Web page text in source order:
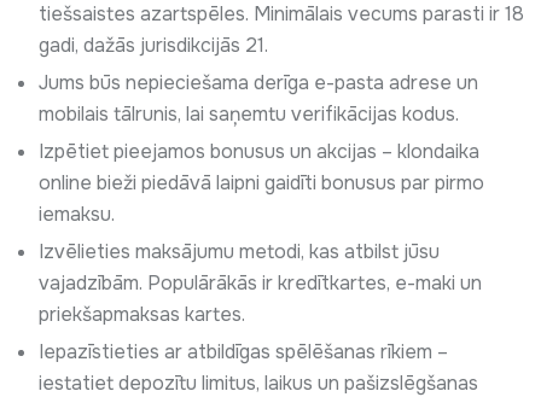
tiešsaistes azartspēles. Minimālais vecums parasti ir 18
gadi, dažās jurisdikcijās 21.
Jums būs nepieciešama derīga e-pasta adrese un
mobilais tālrunis, lai saņemtu verifikācijas kodus.
Izpētiet pieejamos bonusus un akcijas – klondaika
online bieži piedāvā laipni gaidīti bonusus par pirmo
iemaksu.
Izvēlieties maksājumu metodi, kas atbilst jūsu
vajadzībām. Populārākās ir kredītkartes, e-maki un
priekšapmaksas kartes.
Iepazīstieties ar atbildīgas spēlēšanas rīkiem –
iestatiet depozītu limitus, laikus un pašizslēgšanas